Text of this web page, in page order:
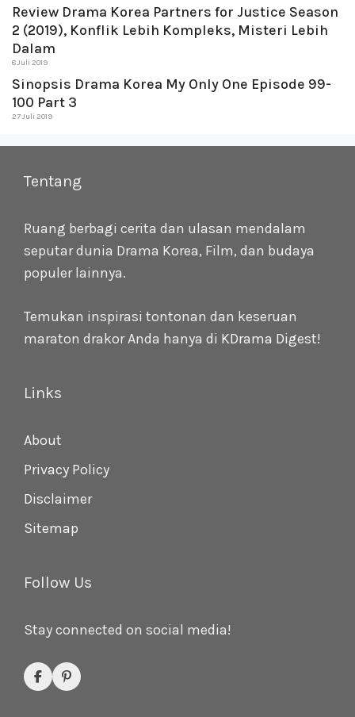
Review Drama Korea Partners for Justice Season
2 (2019), Konflik Lebih Kompleks, Misteri Lebih
Dalam
8 Juli 2019
Sinopsis Drama Korea My Only One Episode 99-
100 Part 3
27 Juli 2019
Tentang
Ruang berbagi cerita dan ulasan mendalam
seputar dunia Drama Korea, Film, dan budaya
populer lainnya.
Temukan inspirasi tontonan dan keseruan
maraton drakor Anda hanya di KDrama Digest!
Links
About
Privacy Policy
Disclaimer
Sitemap
Follow Us
Stay connected on social media!